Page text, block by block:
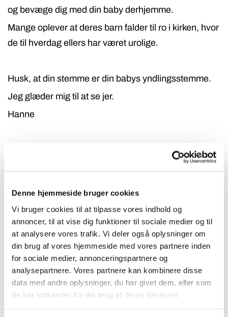
Denne hjemmeside bruger cookies
Vi bruger cookies til at tilpasse vores indhold og
annoncer, til at vise dig funktioner til sociale medier og til
at analysere vores trafik. Vi deler også oplysninger om
din brug af vores hjemmeside med vores partnere inden
for sociale medier, annonceringspartnere og
analysepartnere. Vores partnere kan kombinere disse
data med andre oplysninger, du har givet dem, eller som
de har indsamlet fra din brug af deres tjenester.
og bevæge dig med din baby derhjemme.
Mange oplever at deres barn falder til ro i kirken, hvor
de til hverdag ellers har været urolige.
Husk, at din stemme er din babys yndlingsstemme.
Jeg glæder mig til at se jer.
Hanne
Tilmeld dig ved at klikke på kirkens
Onsdag den 30. september iSct. Jørgens Kirke
Onsdag den 6. januar i Høje Kolstrup Kirke
(tilmelding ikke åben endnu)
Onsdag den 7. april (tilmelding ikke åben endnu)